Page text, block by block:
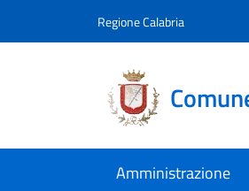
Regione Calabria
Amministrazione